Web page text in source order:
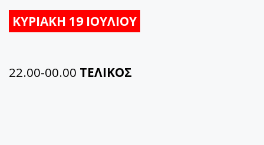
ΚΥΡΙΑΚΗ 19 ΙΟΥΛΙΟΥ
22.00-00.00 ΤΕΛΙΚΟΣ